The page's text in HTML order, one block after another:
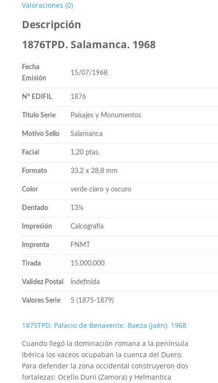
Valoraciones (0)
Descripción
1876TPD. Salamanca. 1968
Fecha
Emisión
15/07/1968
Nº EDIFIL 1876
Título Serie Paisajes y Monumentos
Motivo Sello Salamanca
Facial 1,20 ptas.
Formato 33,2 x 28,8 mm
Color verde claro y oscuro
Dentado 13¼
Impresión Calcografía
Imprenta FNMT
Tirada 15.000.000
Validez Postal indefinida
Valores Serie 5 (1875-1879)
1875TPD. Palacio de Benavente. Baeza (Jaén). 1968
Cuando llegó la dominación romana a la península
Ibérica los vaceos ocupaban la cuenca del Duero.
Para defender la zona occidental construyeron dos
fortalezas: Ocello Durii (Zamora) y Helmantica